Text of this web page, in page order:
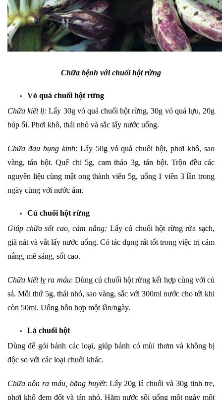
Chữa bệnh với chuối hột rừng
Vỏ quả chuối hột rừng
Chữa kiết lị: Lấy 30g vỏ quả chuối hột rừng, 30g vỏ quả lựu, 20g
búp ổi. Phơi khô, thái nhỏ và sắc lấy nước uống.
Chữa đau bụng kinh: Lấy 50g vỏ quả chuối hột, phơi khô, sao
vàng, tán bột. Quế chi 5g, cam thảo 3g, tán bột. Trộn đều các
nguyên liệu cùng mật ong thành viên 5g, uống 1 viên 3 lần trong
ngày cùng với nước ấm.
Củ chuối hột rừng
Giúp chữa sốt cao, cảm nắng: Lấy củ chuối hột rừng rửa sạch,
giã nát và vắt lấy nước uống. Có tác dụng rất tốt trong việc trị cảm
nắng, mê sảng, sốt cao.
Chữa kiết lỵ ra máu: Dùng củ chuối hột rừng kết hợp cùng với củ
sả. Mỗi thứ 5g, thái nhỏ, sao vàng, sắc với 300ml nước cho tới khi
còn 50ml. Uống hỗn hợp một lần/ngày.
Lá chuối hột
Dùng để gói bánh các loại, giúp bánh có mùi thơm và không bị
độc so với các loại chuối khác.
Chữa nôn ra máu, băng huyết: Lấy 20g lá chuối và 30g tinh tre,
phơi khô đem đốt và tán nhỏ. Hãm nước sôi uống một ngày một